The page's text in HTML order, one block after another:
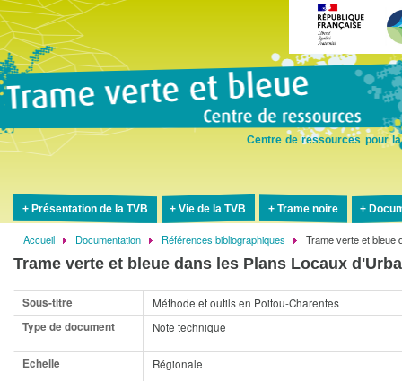
Centre de ressources pour
Présentation de la TVB Vie de la TVB Trame noire
Fil
d'Ariane
Accueil Documentation Références bibliographiques Trame verte et bleue
Trame verte et bleue dans les Plans Locaux
Sous-titre
Méthode et outils en Poitou-Charentes
Type de document
Note technique
Echelle Régionale